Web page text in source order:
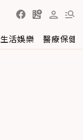
生活娛樂 醫療保健